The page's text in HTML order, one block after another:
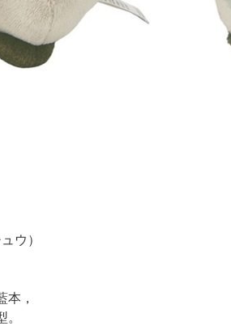
ウ）
，